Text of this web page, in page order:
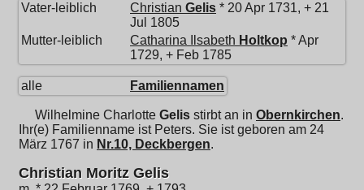
Vater-leiblich Christian Gelis * 20 Apr 1731, + 21
Jul 1805
Mutter-leiblich
Catharina Ilsabeth Holtkop * Apr
1729, + Feb 1785
alle Familiennamen
Wilhelmine Charlotte Gelis stirbt an in Obernkirchen.
Ihr(e) Familienname ist Peters. Sie ist geboren am 24
März 1767 in Nr.10, Deckbergen.
Christian Moritz Gelis